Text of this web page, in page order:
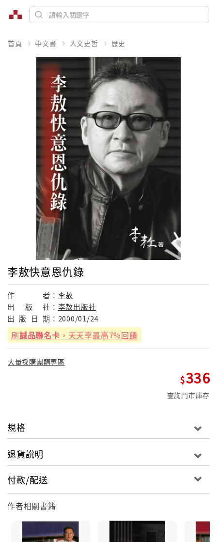
首頁 中文書 人文史哲 歷史
李敖快意恩仇錄
作 者： 李敖
出
版 社： 李敖出版社
出 版 日 期： 2000/01/24
刷誠品聯名卡 ，天天享最高7%回饋
大量採購團購專區
336
查詢門市庫存
規格
退貨說明
付款/配送
作者相關書籍